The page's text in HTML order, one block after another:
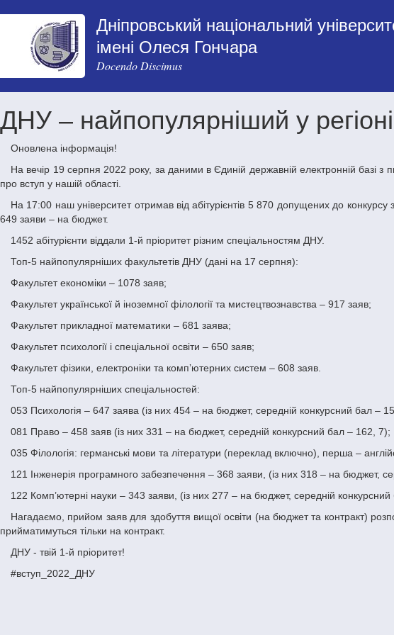
Дніпровський національний
імені Олеся Гончара
Docendo Discimus
ДНУ – найпопулярніший у регіоні
Оновлена інформація!
На вечір 19 серпня 2022 року, за даними в Єдиній державній електронній базі з питань освіти (ЄДЕБО), Дніпровський національний університет імені Олеся Гончара зберігає лідерство за кількістю заяв
про вступ у нашій області.
На 17:00 наш університет отримав від абітурієнтів 5 870 допущених до конкурсу заяв на навчання за першим (бакалаврським) рівнем вищої освіти на основі повної загальної середньої освіти, з яких 4
649 заяви – на бюджет.
1452 абітурієнти віддали 1-й пріоритет різним спеціальностям ДНУ.
Топ-5 найпопулярніших факультетів ДНУ (дані на 17 серпня):
Факультет економіки – 1078 заяв;
Факультет української й іноземної філології та мистецтвознавства – 917 заяв;
Факультет прикладної математики – 681 заява;
Факультет психології і спеціальної освіти – 650 заяв;
Факультет фізики, електроніки та компʼютерних систем – 608 заяв.
Топ-5 найпопулярніших спеціальностей:
053 Психологія – 647 заява (із них 454 – на бюджет, середній конкурсний бал –
081 Право – 458 заяв (із них 331 – на бюджет, середній конкурсний бал – 162, 7);
035 Філологія: германські мови та літератури (переклад включно), перша –
121 Інженерія програмного забезпечення – 368 заяви, (із них 318 – на бюджет,
122 Комп’ютерні науки – 343 заяви, (із них 277 – на бюджет, середній
Нагадаємо, прийом заяв для здобуття вищої освіти (на бюджет та контракт) розпочався 29 липня 2022 року і триватиме до 18:00 23 серпня 2022 року. Після цього заяви від вступників на основі ПЗСО
прийматимуться тільки на контракт.
ДНУ - твій 1-й пріоритет!
#вступ_2022_ДНУ